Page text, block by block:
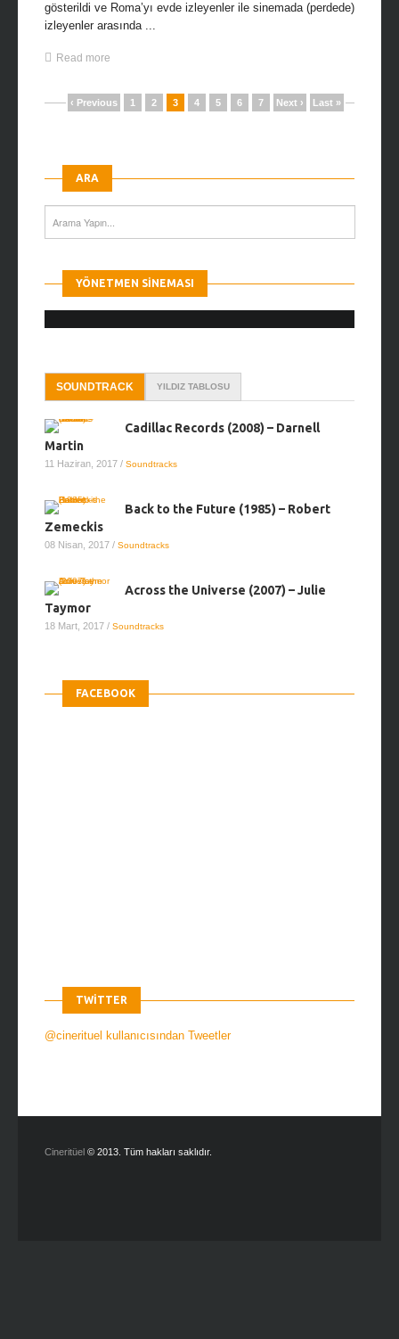
gösterildi ve Roma’yı evde izleyenler ile sinemada (perdede)
izleyenler arasında ...
Read more
‹ Previous 1 2 3 4 5 6 7 Next › Last »
ARA
YÖNETMEN SINEMASI
SOUNDTRACK YILDIZ TABLOSU
Cadillac Records (2008) – Darnell
Martin
11 Haziran, 2017 / Soundtracks
Back to the Future (1985) – Robert
Zemeckis
08 Nisan, 2017 / Soundtracks
Across the Universe (2007) – Julie
Taymor
18 Mart, 2017 / Soundtracks
FACEBOOK
TWITTER
@cinerituel kullanıcısından Tweetler
Cineritüel © 2013. Tüm hakları saklıdır.